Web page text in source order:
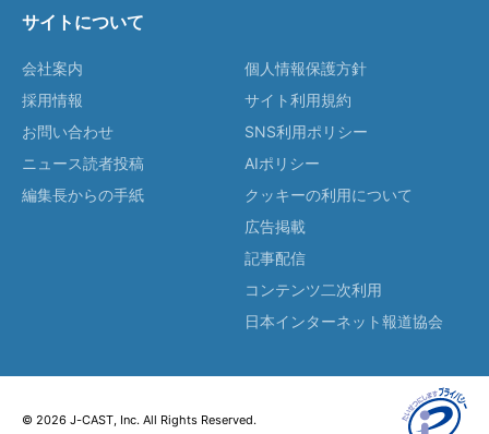
サイトについて
会社案内
採用情報
お問い合わせ
ニュース読者投稿
編集長からの手紙
個人情報保護方針
サイト利用規約
SNS利用ポリシー
AIポリシー
クッキーの利用について
広告掲載
記事配信
コンテンツ二次利用
日本インターネット報道協会
© 2026 J-CAST, Inc. All Rights Reserved.